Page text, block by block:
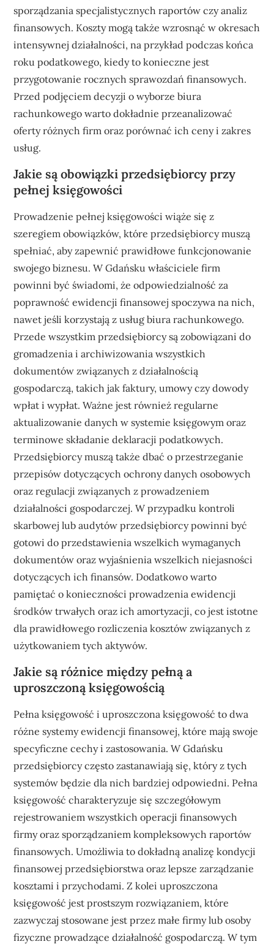
sporządzania specjalistycznych raportów czy analiz
finansowych. Koszty mogą także wzrosnąć w okresach
intensywnej działalności, na przykład podczas końca
roku podatkowego, kiedy to konieczne jest
przygotowanie rocznych sprawozdań finansowych.
Przed podjęciem decyzji o wyborze biura
rachunkowego warto dokładnie przeanalizować
oferty różnych firm oraz porównać ich ceny i zakres
usług.
Jakie są obowiązki przedsiębiorcy przy
pełnej księgowości
Prowadzenie pełnej księgowości wiąże się z
szeregiem obowiązków, które przedsiębiorcy muszą
spełniać, aby zapewnić prawidłowe funkcjonowanie
swojego biznesu. W Gdańsku właściciele firm
powinni być świadomi, że odpowiedzialność za
poprawność ewidencji finansowej spoczywa na nich,
nawet jeśli korzystają z usług biura rachunkowego.
Przede wszystkim przedsiębiorcy są zobowiązani do
gromadzenia i archiwizowania wszystkich
dokumentów związanych z działalnością
gospodarczą, takich jak faktury, umowy czy dowody
wpłat i wypłat. Ważne jest również regularne
aktualizowanie danych w systemie księgowym oraz
terminowe składanie deklaracji podatkowych.
Przedsiębiorcy muszą także dbać o przestrzeganie
przepisów dotyczących ochrony danych osobowych
oraz regulacji związanych z prowadzeniem
działalności gospodarczej. W przypadku kontroli
skarbowej lub audytów przedsiębiorcy powinni być
gotowi do przedstawienia wszelkich wymaganych
dokumentów oraz wyjaśnienia wszelkich niejasności
dotyczących ich finansów. Dodatkowo warto
pamiętać o konieczności prowadzenia ewidencji
środków trwałych oraz ich amortyzacji, co jest istotne
dla prawidłowego rozliczenia kosztów związanych z
użytkowaniem tych aktywów.
Jakie są różnice między pełną a
uproszczoną księgowością
Pełna księgowość i uproszczona księgowość to dwa
różne systemy ewidencji finansowej, które mają swoje
specyficzne cechy i zastosowania. W Gdańsku
przedsiębiorcy często zastanawiają się, który z tych
systemów będzie dla nich bardziej odpowiedni. Pełna
księgowość charakteryzuje się szczegółowym
rejestrowaniem wszystkich operacji finansowych
firmy oraz sporządzaniem kompleksowych raportów
finansowych. Umożliwia to dokładną analizę kondycji
finansowej przedsiębiorstwa oraz lepsze zarządzanie
kosztami i przychodami. Z kolei uproszczona
księgowość jest prostszym rozwiązaniem, które
zazwyczaj stosowane jest przez małe firmy lub osoby
fizyczne prowadzące działalność gospodarczą. W tym